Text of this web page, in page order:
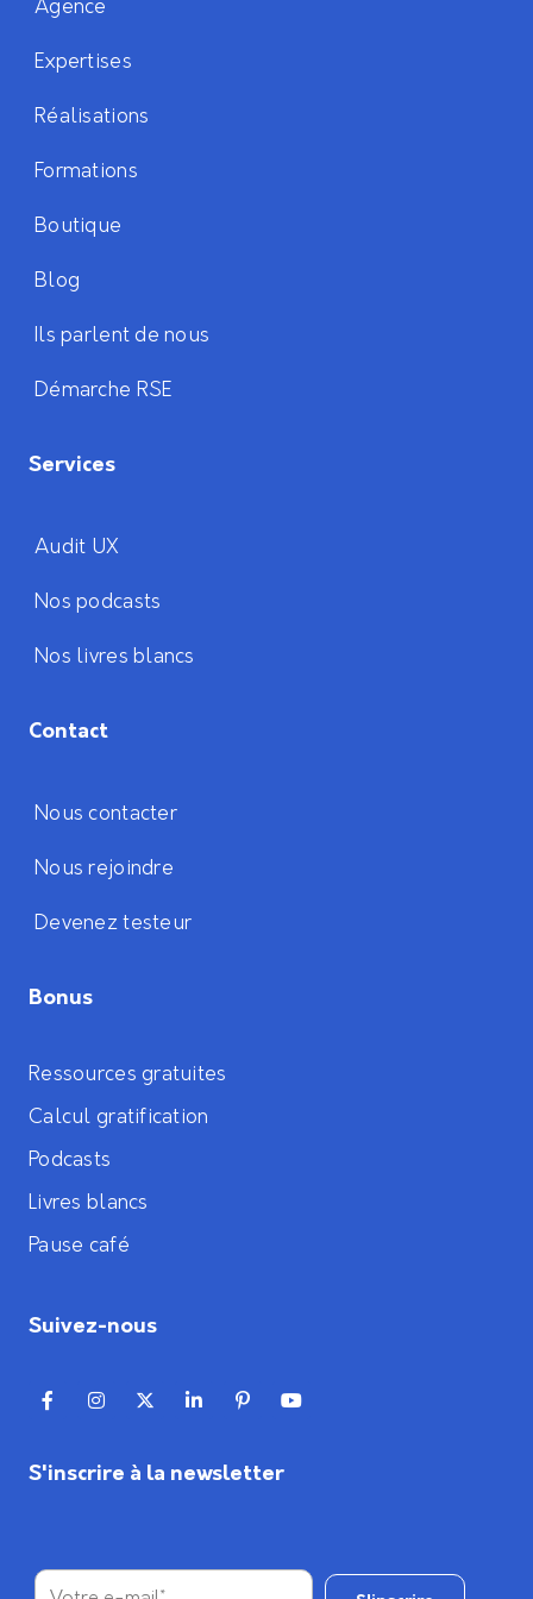
Agence
Expertises
Réalisations
Formations
Boutique
Blog
Ils parlent de nous
Démarche RSE
Services
Audit UX
Nos podcasts
Nos livres blancs
Contact
Nous contacter
Nous rejoindre
Devenez testeur
Bonus
Ressources gratuites
Calcul gratification
Podcasts
Livres blancs
Pause café
Suivez-nous
S'inscrire à la newsletter